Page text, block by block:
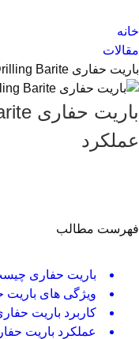
خانه
مقالات
باریت حفاری Drilling Barite چیست؟ + نحوه عملکرد
عملکرد
فهرست مطالب
باریت حفاری
ویژگی های باریت
کاربرد باریت
عملکرد باریت